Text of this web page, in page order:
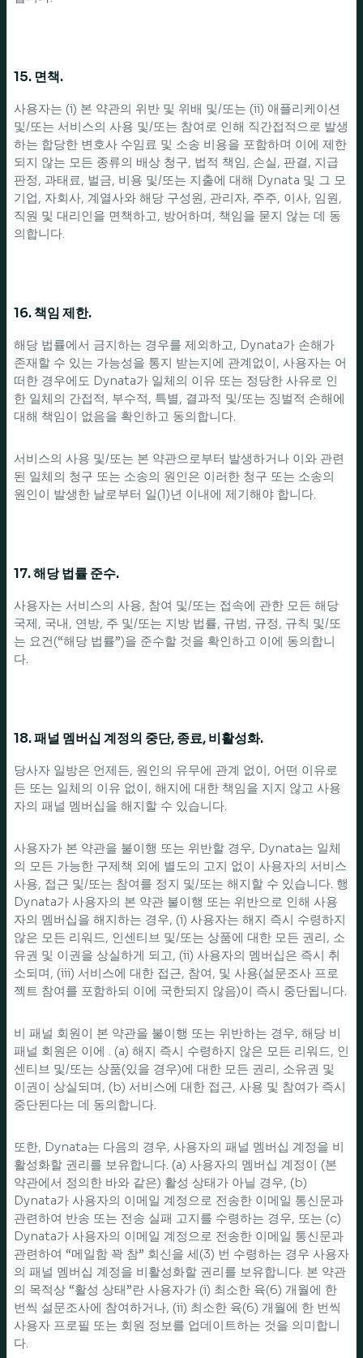
15. 면책.
사용자는 (i) 본 약관의 위반 및 위배 및/또는 (ii) 애플리케이션
및/또는 서비스의 사용 및/또는 참여로 인해 직간접적으로 발생
하는 합당한 변호사 수임료 및 소송 비용을 포함하며 이에 제한
되지 않는 모든 종류의 배상 청구, 법적 책임, 손실, 판결, 지급
판정, 과태료, 벌금, 비용 및/또는 지출에 대해 Dynata 및 그 모
기업, 자회사, 계열사와 해당 구성원, 관리자, 주주, 이사, 임원,
직원 및 대리인을 면책하고, 방어하며, 책임을 묻지 않는 데 동
의합니다.
16. 책임 제한.
해당 법률에서 금지하는 경우를 제외하고, Dynata가 손해가
존재할 수 있는 가능성을 통지 받는지에 관계없이, 사용자는 어
떠한 경우에도 Dynata가 일체의 이유 또는 정당한 사유로 인
한 일체의 간접적, 부수적, 특별, 결과적 및/또는 징벌적 손해에
대해 책임이 없음을 확인하고 동의합니다.
서비스의 사용 및/또는 본 약관으로부터 발생하거나 이와 관련
된 일체의 청구 또는 소송의 원인은 이러한 청구 또는 소송의
원인이 발생한 날로부터 일(1)년 이내에 제기해야 합니다.
17. 해당 법률 준수.
사용자는 서비스의 사용, 참여 및/또는 접속에 관한 모든 해당
국제, 국내, 연방, 주 및/또는 지방 법률, 규범, 규정, 규칙 및/또
는 요건(“해당 법률”)을 준수할 것을 확인하고 이에 동의합니
다.
18. 패널 멤버십 계정의 중단, 종료, 비활성화.
당사자 일방은 언제든, 원인의 유무에 관계 없이, 어떤 이유로
든 또는 일체의 이유 없이, 해지에 대한 책임을 지지 않고 사용
자의 패널 멤버십을 해지할 수 있습니다.
사용자가 본 약관을 불이행 또는 위반할 경우, Dynata는 일체
의 모든 가능한 구제책 외에 별도의 고지 없이 사용자의 서비스
사용, 접근 및/또는 참여를 정지 및/또는 해지할 수 있습니다. 행
Dynata가 사용자의 본 약관 불이행 또는 위반으로 인해 사용
자의 멤버십을 해지하는 경우, (i) 사용자는 해지 즉시 수령하지
않은 모든 리워드, 인센티브 및/또는 상품에 대한 모든 권리, 소
유권 및 이권을 상실하게 되고, (ii) 사용자의 멤버십은 즉시 취
소되며, (iii) 서비스에 대한 접근, 참여, 및 사용(설문조사 프로
젝트 참여를 포함하되 이에 국한되지 않음)이 즉시 중단됩니다.
비 패널 회원이 본 약관을 불이행 또는 위반하는 경우, 해당 비
패널 회원은 이에 . (a) 해지 즉시 수령하지 않은 모든 리워드, 인
센티브 및/또는 상품(있을 경우)에 대한 모든 권리, 소유권 및
이권이 상실되며, (b) 서비스에 대한 접근, 사용 및 참여가 즉시
중단된다는 데 동의합니다.
또한, Dynata는 다음의 경우, 사용자의 패널 멤버십 계정을 비
활성화할 권리를 보유합니다. (a) 사용자의 멤버십 계정이 (본
약관에서 정의한 바와 같은) 활성 상태가 아닐 경우, (b)
Dynata가 사용자의 이메일 계정으로 전송한 이메일 통신문과
관련하여 반송 또는 전송 실패 고지를 수령하는 경우, 또는 (c)
Dynata가 사용자의 이메일 계정으로 전송한 이메일 통신문과
관련하여 “메일함 꽉 참” 회신을 세(3) 번 수령하는 경우 사용자
의 패널 멤버십 계정을 비활성화할 권리를 보유합니다. 본 약관
의 목적상 “활성 상태”란 사용자가 (i) 최소한 육(6) 개월에 한
번씩 설문조사에 참여하거나, (ii) 최소한 육(6) 개월에 한 번씩
사용자 프로필 또는 회원 정보를 업데이트하는 것을 의미합니
다.